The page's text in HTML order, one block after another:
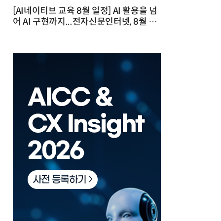
[AI네이티브 교육 8월 일정] AI 활용을 넘
어 AI 구현까지...전자신문인터넷, 8월 실